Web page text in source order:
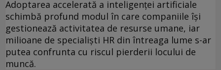
Adoptarea accelerată a inteligenței artificiale
schimbă profund modul în care companiile își
gestionează activitatea de resurse umane, iar
milioane de specialiști HR din întreaga lume s-ar
putea confrunta cu riscul pierderii locului de
muncă.